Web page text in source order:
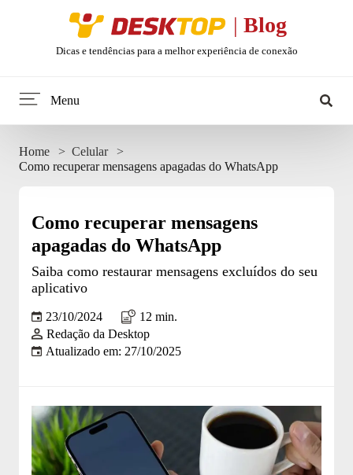
Desktop
| Blog
Dicas e tendências para a melhor experiência de conexão
Menu
Home
Minha internet
Tendências
Celular
Entretenimento
Site da Desktop
Home
Celular
Como recuperar mensagens apagadas do WhatsApp
Como recuperar mensagens
apagadas do WhatsApp
Saiba como restaurar mensagens excluídos do seu
aplicativo
23/10/2024
12 min.
Redação da Desktop
Atualizado em: 27/10/2025